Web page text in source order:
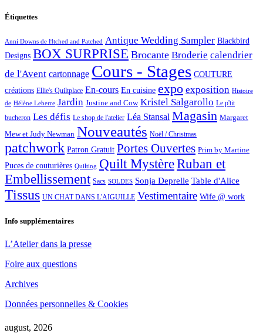
Étiquettes
Anni Downs de Htched and Patched Antique Wedding Sampler Blackbird
Designs BOX SURPRISE Brocante Broderie calendrier
de l'Avent cartonnage Cours - Stages COUTURE
créations Ellie's Quiltplace En-cours En cuisine expo exposition Histoire
de Hélène Leberre Jardin Justine and Cow Kristel Salgarollo Le p'tit
bucheron Les défis Le shop de l'atelier Léa Stansal Magasin Margaret
Mew et Judy Newman Nouveautés Noël / Christmas
patchwork Patron Gratuit Portes Ouvertes Prim by Martine
Puces de couturières Quilting Quilt MystèreRuban et
Embellissement Sacs SOLDES Sonja Deprelle Table d'Alice
Tissus UN CHAT DANS L'AIGUILLE Vestimentaire Wife @ work
Info supplémentaires
L’Atelier dans la presse
Foire aux questions
Archives
Données personnelles & Cookies
august, 2026